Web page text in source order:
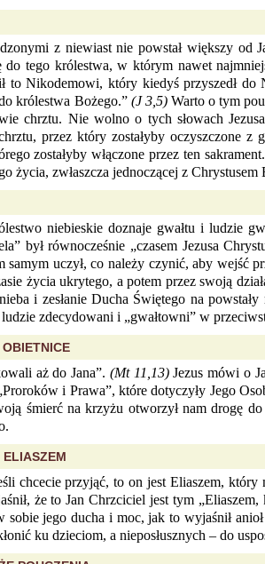
z niewiast nie powstał większy
do tego królestwa, w którym nawet
to Nikodemowi, który kiedyś przyszedł
królestwa Bożego.” (J 3,5)Warto o tym
chrztu. Nie wolno o tych słowach
przez który zostałyby oczyszczone z
zostałyby włączone przez ten
życia, zwłaszcza jednoczącej z Chrystusem
niebieskie doznaje gwałtu i ludzie
był równocześnie „czasem Jezusa
uczył, co należy czynić, aby wejść
życia ukrytego, a potem przez swoją
i zesłanie Ducha Świętego na
zdecydowani i „gwałtowni” w
aż do Jana”. (Mt 11,13)Jezus mówi o
i Prawa”, które dotyczyły Jego
śmierć na krzyżu otworzył nam drogę
chcecie przyjąć, to on jest Eliaszem,
że to Jan Chrzciciel jest tym
sobie jego ducha i moc, jak to wyjaśnił
ku dzieciom, a nieposłusznych – do